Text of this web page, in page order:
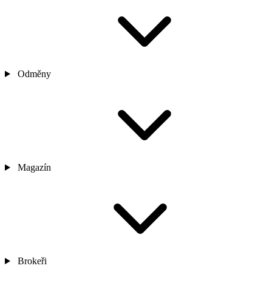
Odměny
Magazín
Brokeři